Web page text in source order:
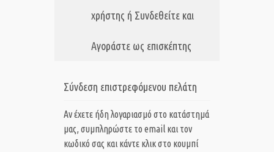
χρήστης ή Συνδεθείτε και
Αγοράστε ως επισκέπτης
Σύνδεση επιστρεφόμενου πελάτη
Αν έχετε ήδη λογαριασμό στο κατάστημά
μας, συμπληρώστε το email και τον
κωδικό σας και κάντε κλικ στο κουμπί